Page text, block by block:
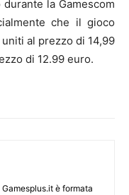
la Gamescom
che il gioco
al prezzo di 14,99
di 12.99 euro.
è formata